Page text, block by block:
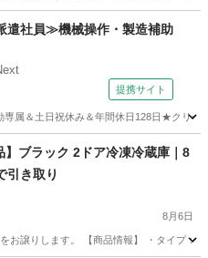
遣社員≫機械操作・製造補助
提携サイト
専属＆土日祝休み＆年間休日128日★クリ
】ブラック 2ドア冷凍冷蔵庫｜8
引き取り
8月6日
お譲りします。 【商品情報】 ・タイプ：